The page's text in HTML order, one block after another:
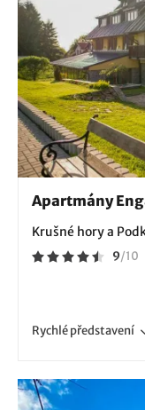
Apartmány
Krušné hory a
9/10
Rychlépředstavení